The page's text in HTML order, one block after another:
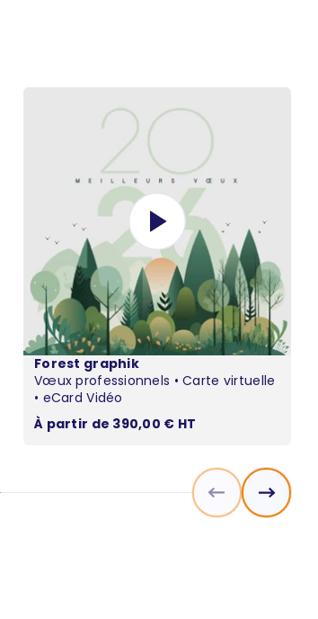
Forest graphik
Vœux professionnels • Carte virtuelle
• eCard Vidéo
Prix de vente
À partir de 390,00 € HT
PrécédentSuivant